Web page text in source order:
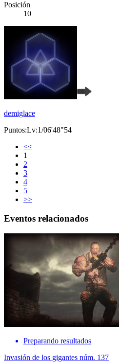
Posición
10
demiglace
Puntos:Lv:1/06'48"54
<<
1
2
3
4
5
>>
Eventos relacionados
Preparando resultados
Invasión de los gigantes núm. 137